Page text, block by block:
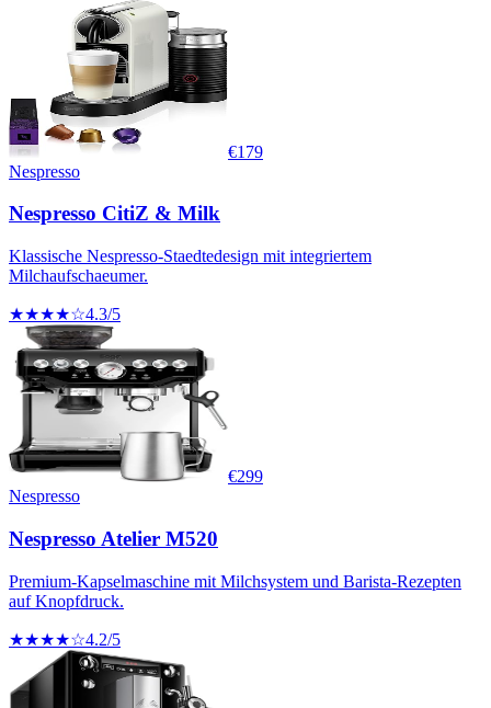
€179
Nespresso
Nespresso CitiZ & Milk
Klassische Nespresso-Staedtedesign mit integriertem
Milchaufschaeumer.
★★★★☆4.3/5
€299
Nespresso
Nespresso Atelier M520
Premium-Kapselmaschine mit Milchsystem und Barista-Rezepten
auf Knopfdruck.
★★★★☆4.2/5